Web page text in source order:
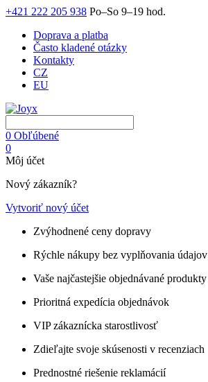
+421 222 205 938 Po–So 9–19 hod.
Doprava a platba
Často kladené otázky
Kontakty
CZ
EU
0 Obľúbené
0
Môj účet
Nový zákazník?
Vytvoriť nový účet
Zvýhodnené ceny dopravy
Rýchle nákupy bez vyplňovania údajov
Vaše najčastejšie objednávané produkty
Prioritná expedícia objednávok
VIP zákaznícka starostlivosť
Zdieľajte svoje skúsenosti v recenziach
Prednostné riešenie reklamácií